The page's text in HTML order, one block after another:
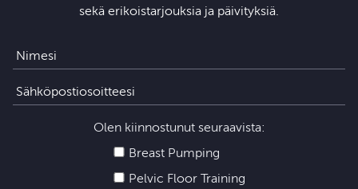
sekä erikoistarjouksia ja päivityksiä.
Olen kiinnostunut seuraavista:
Breast Pumping
Pelvic Floor Training